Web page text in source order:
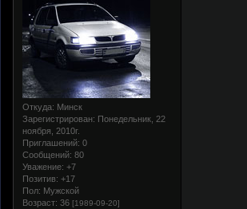
Откуда: Минск
Зарегистрирован: Понедельник, 22
ноября, 2010г.
Приглашений: 0
Сообщений: 80
Уважение: +7
Позитив: +17
Пол: Мужской
Возраст: 36 [1989-09-20]